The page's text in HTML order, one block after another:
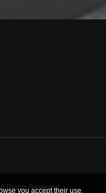
you accept their use.
Rights Reserved.